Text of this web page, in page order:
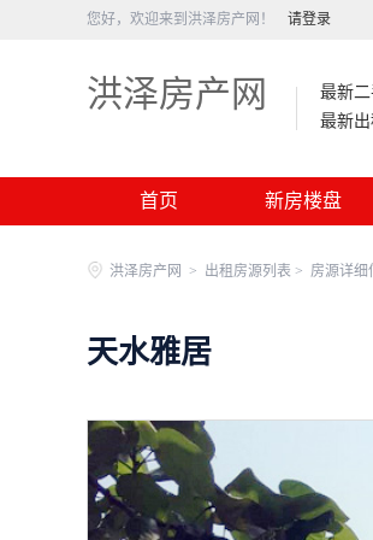
您好，欢迎来到洪泽房产网！ 请登录
洪泽房产网
最新
最新
首页 新房楼盘
洪泽房产网 > 出租房源列表 > 房源详细
天水雅居